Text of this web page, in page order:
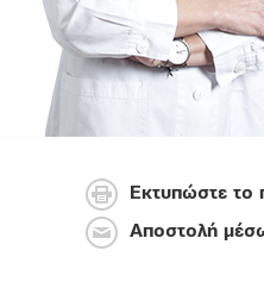
Εκτυπώστε το
Αποστολή